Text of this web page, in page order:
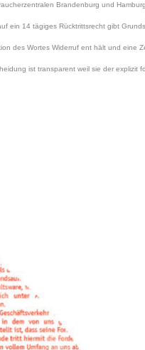
Brandenburg und
ein 14 tägiges Rücktrittsrecht gibt
des Wortes Widerruf ent hält und
ist transparent weil sie der explizit